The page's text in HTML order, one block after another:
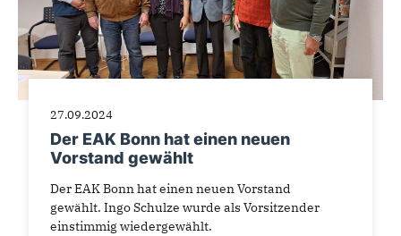
27.09.2024
Der EAK Bonn hat einen neuen
Vorstand gewählt
Der EAK Bonn hat einen neuen Vorstand
gewählt. Ingo Schulze wurde als Vorsitzender
einstimmig wiedergewählt.